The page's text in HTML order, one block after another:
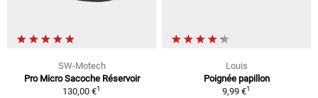
SW-Motech
Pro Micro Sacoche Réservoir
130,00 €1
Louis
Poignée papillon
9,99 €1